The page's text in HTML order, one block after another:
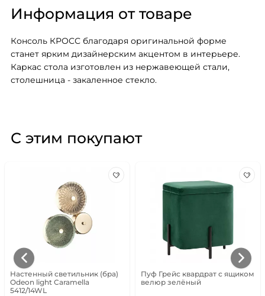
Информация от товаре
Консоль КРОСС благодаря оригинальной форме
станет ярким дизайнерским акцентом в интерьере.
Каркас стола изготовлен из нержавеющей стали,
столешница - закаленное стекло.
С этим покупают
Настенный светильник (бра)
Odeon light Caramella
5412/14WL
Пуф Грейс квардрат с ящиком
велюр зелёный